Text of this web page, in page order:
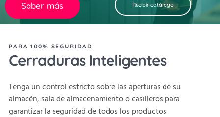
Saber más Recibir catálogo
PARA 100% SEGURIDAD
Cerraduras Inteligentes
Tenga un control estricto sobre las aperturas de su
almacén, sala de almacenamiento o casilleros para
garantizar la seguridad de todos los productos